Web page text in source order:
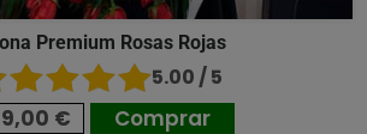
Premium Rosas Rojas
5.00 / 5
€ Comprar